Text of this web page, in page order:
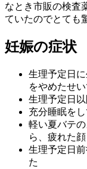
なとき市販の検査
ていたのでとても
妊娠の症状
生理予定日
をやめたせ
生理予定日
充分睡眠を
軽い夏バテ
ら、疲れた
生理予定日
た